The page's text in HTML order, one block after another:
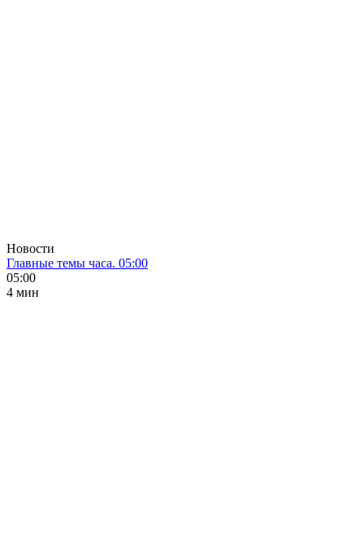
Новости
Главные темы часа. 05:00
05:00
4 мин